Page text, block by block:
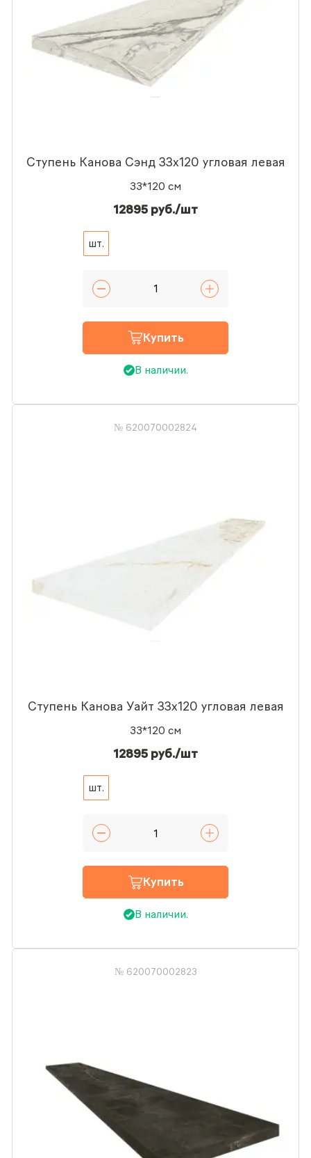
Ступень Канова Сэнд 33x120 угловая левая
33*120 см
12895 руб./шт
шт.
Купить
В наличии.
№ 620070002824
Ступень Канова Уайт 33x120 угловая левая
33*120 см
12895 руб./шт
шт.
Купить
В наличии.
№ 620070002823